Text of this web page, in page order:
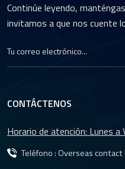
Continúe leyendo,
invitamos a que nos cuente
CONTÁCTENOS
Horario de atención: Lunes
Teléfono : Overseas contact